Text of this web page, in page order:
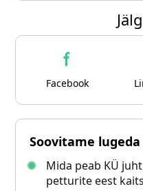
Facebook
Soovitame lugeda
Mida peab KÜ
petturite eest